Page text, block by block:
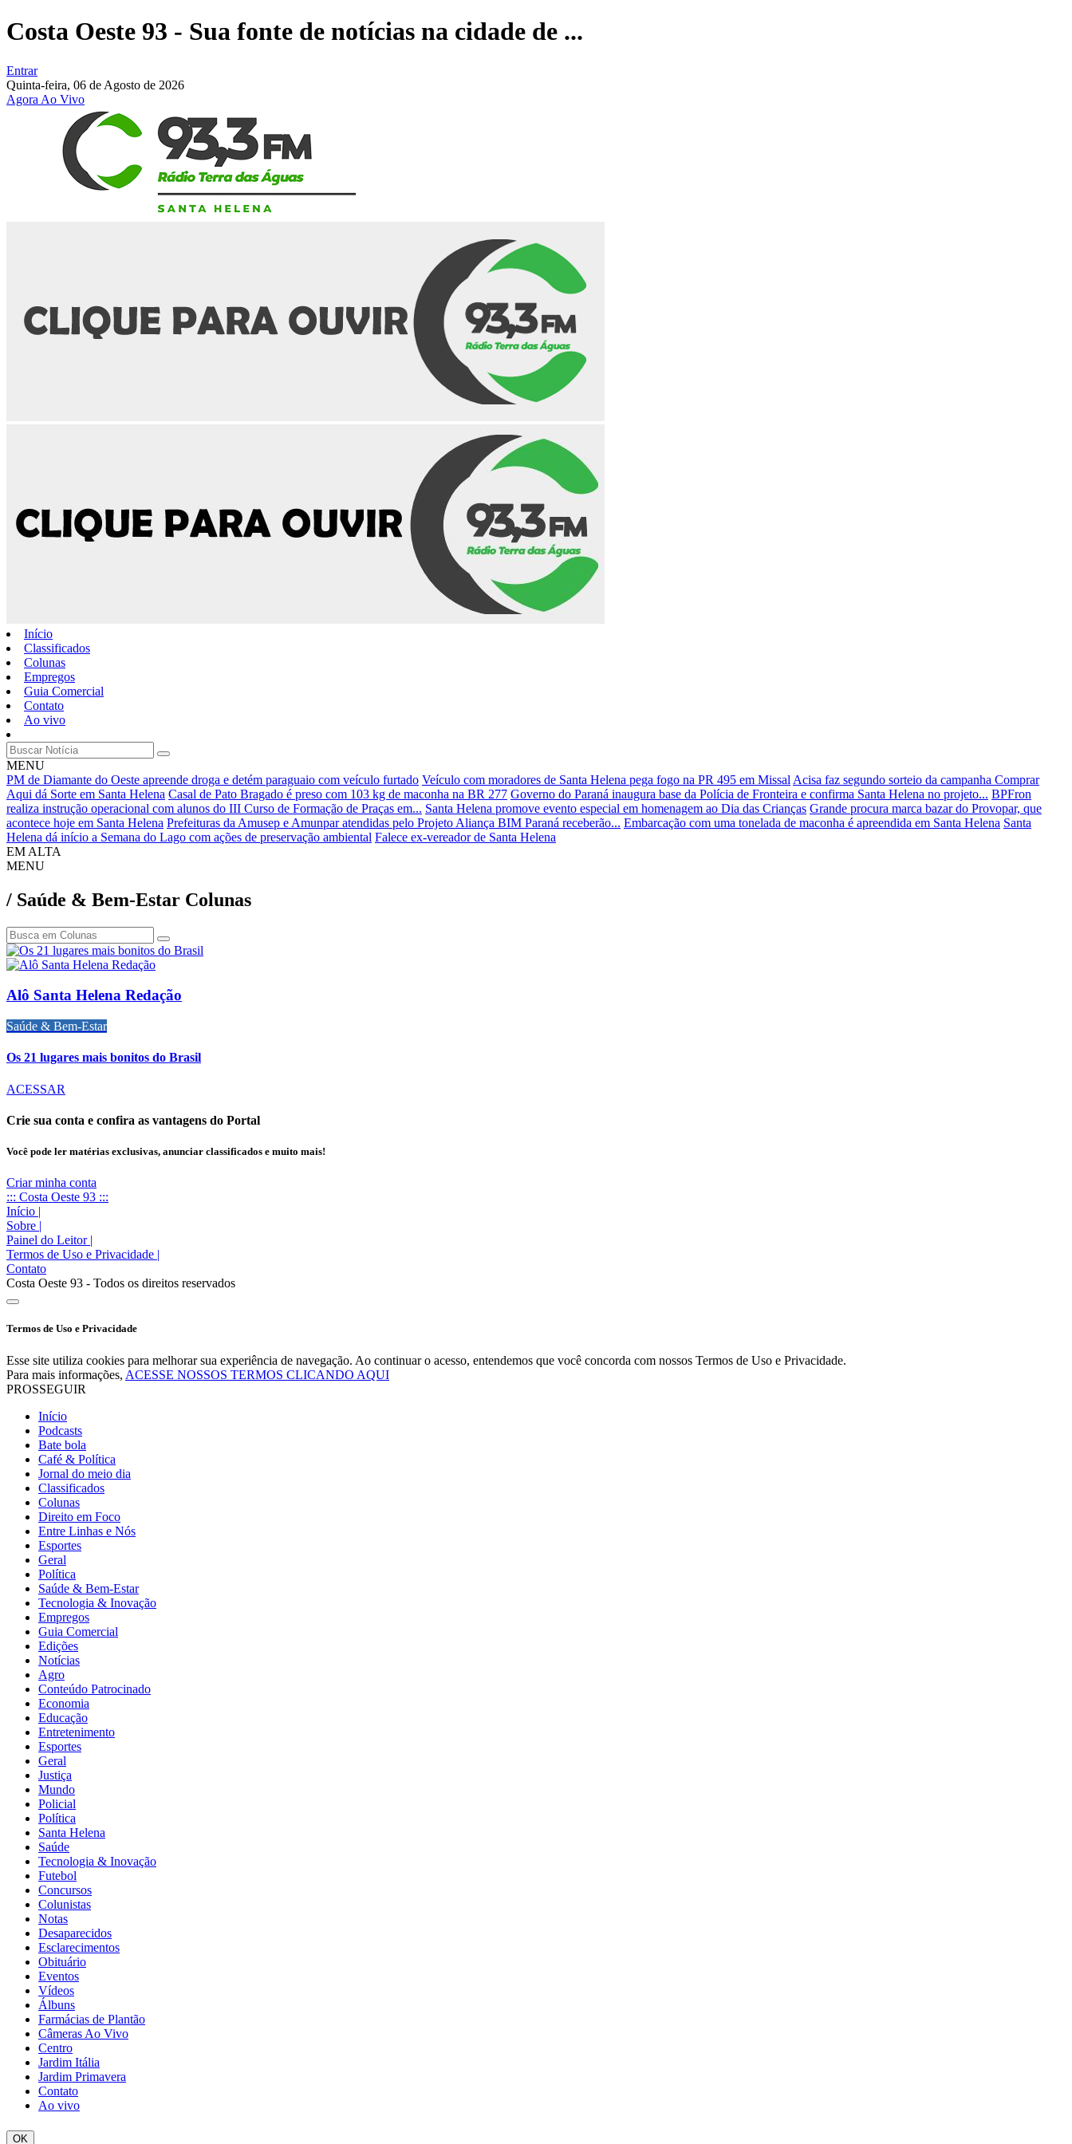
Costa Oeste 93 - Sua fonte de notícias na cidade de ...
Entrar
Quinta-feira, 06 de Agosto de 2026
Agora Ao Vivo
Início
Classificados
Colunas
Empregos
Guia Comercial
Contato
Ao vivo
MENU
PM de Diamante do Oeste apreende droga e detém paraguaio com veículo furtado Veículo com moradores de Santa Helena pega fogo na PR 495 em Missal Acisa faz segundo sorteio da campanha Comprar
Aqui dá Sorte em Santa Helena Casal de Pato Bragado é preso com 103 kg de maconha na BR 277 Governo do Paraná inaugura base da Polícia de Fronteira e confirma Santa Helena no projeto... BPFron
realiza instrução operacional com alunos do III Curso de Formação de Praças em... Santa Helena promove evento especial em homenagem ao Dia das Crianças Grande procura marca bazar do Provopar, que
acontece hoje em Santa Helena Prefeituras da Amusep e Amunpar atendidas pelo Projeto Aliança BIM Paraná receberão... Embarcação com uma tonelada de maconha é apreendida em Santa Helena Santa
Helena dá início a Semana do Lago com ações de preservação ambiental Falece ex-vereador de Santa Helena
EM ALTA
MENU
/ Saúde & Bem-Estar Colunas
Alô Santa Helena Redação
Saúde & Bem-Estar
Os 21 lugares mais bonitos do Brasil
ACESSAR
Crie sua conta e confira as vantagens do Portal
Você pode ler matérias exclusivas, anunciar classificados e muito mais!
Criar minha conta
::: Costa Oeste 93 :::
Início |
Sobre |
Painel do Leitor |
Termos de Uso e Privacidade |
Contato
Costa Oeste 93 - Todos os direitos reservados
Termos de Uso e Privacidade
Esse site utiliza cookies para melhorar sua experiência de navegação. Ao continuar o acesso, entendemos que você concorda com nossos Termos de Uso e Privacidade.
Para mais informações, ACESSE NOSSOS TERMOS CLICANDO AQUI
PROSSEGUIR
Início
Podcasts
Bate bola
Café & Política
Jornal do meio dia
Classificados
Colunas
Direito em Foco
Entre Linhas e Nós
Esportes
Geral
Política
Saúde & Bem-Estar
Tecnologia & Inovação
Empregos
Guia Comercial
Edições
Notícias
Agro
Conteúdo Patrocinado
Economia
Educação
Entretenimento
Esportes
Geral
Justiça
Mundo
Policial
Política
Santa Helena
Saúde
Tecnologia & Inovação
Futebol
Concursos
Colunistas
Notas
Desaparecidos
Esclarecimentos
Obituário
Eventos
Vídeos
Álbuns
Farmácias de Plantão
Câmeras Ao Vivo
Centro
Jardim Itália
Jardim Primavera
Contato
Ao vivo
OK